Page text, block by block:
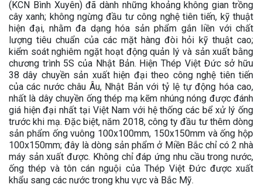
(KCN Bình Xuyên) đã dành những khoảng không gian trồng
cây xanh; không ngừng đầu tư công nghệ tiên tiến, kỹ thuật
hiện đại, nhằm đa dạng hóa sản phẩm gắn liền với chất
lượng tiêu chuẩn của các mặt hàng đòi hỏi kỹ thuật cao;
kiểm soát nghiêm ngặt hoạt động quản lý và sản xuất bằng
chương trình 5S của Nhật Bản. Hiện Thép Việt Đức sở hữu
38 dây chuyền sản xuất hiện đại theo công nghệ tiên tiến
của các nước châu Âu, Nhật Bản với tỷ lệ tự động hóa cao,
nhất là dây chuyền ống thép mạ kẽm nhúng nóng được đánh
giá hiện đại nhất tại Việt Nam với hệ thống các bể xử lý ống
trước khi mạ. Đặc biệt, năm 2018, công ty đầu tư thêm dòng
sản phẩm ống vuông 100x100mm, 150x150mm và ống hộp
100x150mm; đây là dòng sản phẩm ở Miền Bắc chỉ có 2 nhà
máy sản xuất được. Không chỉ đáp ứng nhu cầu trong nước,
ống thép và tôn cán nguội của Thép Việt Đức được xuất
khẩu sang các nước trong khu vực và Bắc Mỹ.